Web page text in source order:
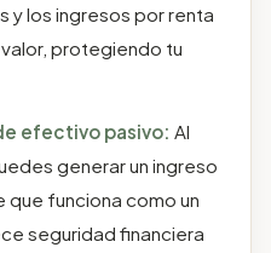
y los ingresos por renta
protegiendo tu
efectivo pasivo: Al
generar un ingreso
funciona como un
seguridad financiera